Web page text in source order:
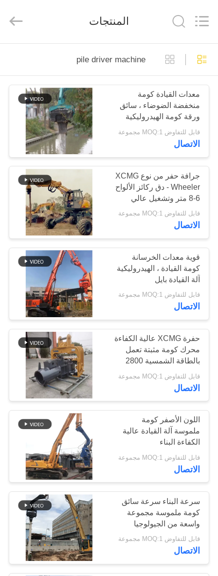
مسكن
منتجات
عرض
الواقع
الافتراضي
معلومات
جولة
في
المعمل
مراقبة
الجودة
اتصل
أخبار
حالات
اطلب
اقتباس
خريطة
الموقع
PRIVACY
POLICY
Machinery
Co.,
المنتجات
pile driver machine
معدات القيادة كومة
منخفضة الضوضاء ، سائق
ورقة كومة الهيدروليكية
قابل للتفاوض MOQ:1 مجموعة
الاتصال
جرافة حفر من نوع XCMG
Wheeler - دق ركائز الألواح
6-8 متر وتشغيل عالي
الكفاءة
قابل للتفاوض MOQ:1 مجموعة
الاتصال
قوية معدات الخرسانة
كومة القيادة ، الهيدروليكية
آلة القيادة بايل
قابل للتفاوض MOQ:1 مجموعة
الاتصال
حفرة XCMG عالية الكفاءة
محرك كومة مثبتة تعمل
بالطاقة الشمسية 2800
دورة في الدقيقة للتراكم
الصديق للبيئة
قابل للتفاوض MOQ:1 مجموعة
الاتصال
اللون الأصفر كومة
ملموسة آلة القيادة عالية
الكفاءة البناء
قابل للتفاوض MOQ:1 مجموعة
الاتصال
سرعة البناء سرعة سائق
كومة ملموسة مجموعة
واسعة من الجيولوجيا
العمل
قابل للتفاوض MOQ:1 مجموعة
الاتصال